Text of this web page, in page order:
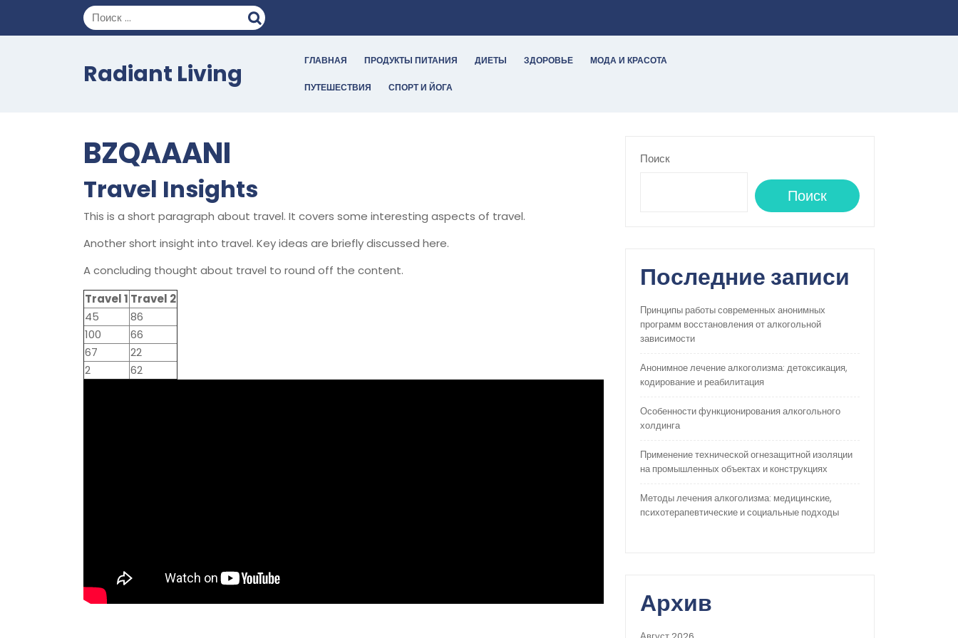
содержимому
Radiant Living ГЛАВНАЯ ПРОДУКТЫ ПИТАНИЯ ДИЕТЫ ЗДОРОВЬЕ МОДА И КРАСОТА
ПУТЕШЕСТВИЯ СПОРТ И ЙОГА
BZQAAANI
Travel Insights
This is a short paragraph about travel. It covers some interesting aspects of travel.
Another short insight into travel. Key ideas are briefly discussed here.
A concluding thought about travel to round off the content.
Travel 1 Travel 2
45
86
100
66
67
22
2
62
Поиск
Поиск
Последние записи
Принципы работы современных анонимных
программ восстановления от алкогольной
зависимости
Анонимное лечение алкоголизма: детоксикация,
кодирование и реабилитация
Особенности функционирования алкогольного
холдинга
Применение технической огнезащитной изоляции
на промышленных объектах и конструкциях
Методы лечения алкоголизма: медицинские,
психотерапевтические и социальные подходы
Архив